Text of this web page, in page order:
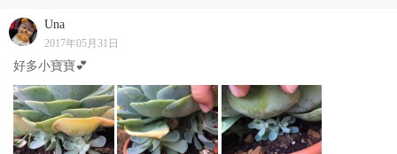
Una
2017年05月31日
好多小寶寶💕